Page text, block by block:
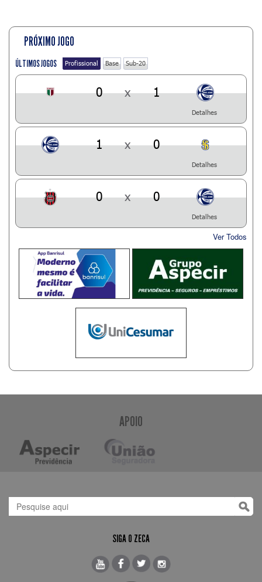
PRÓXIMO JOGO
ÚLTIMOS JOGOS Profissional Base Sub-20
0 x 1
Detalhes
1 x 0
Detalhes
0 x 0
Detalhes
Ver Todos
APOIO
SIGA O ZECA